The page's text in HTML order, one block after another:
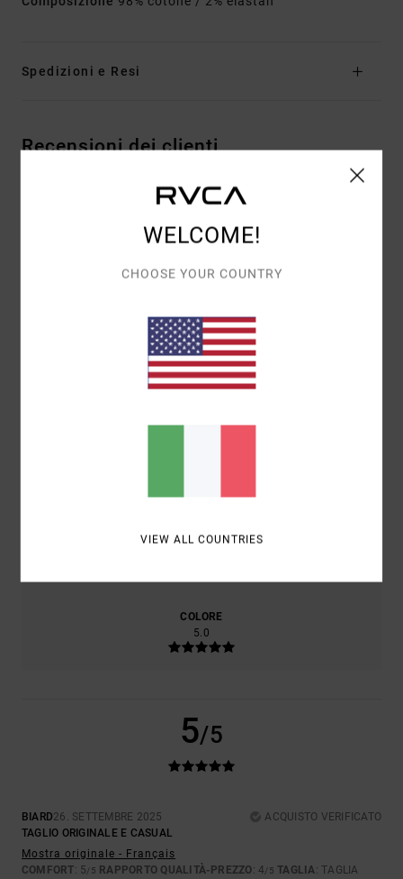
Spedizioni e Resi
Recensioni dei clienti
PUNTEGGIO MEDIO
5.0
1 RECENSIONI VERIFICATEDAL SETTEMBRE 2025
IL 100% DEI NOSTRI CLIENTI CONSIGLIA QUESTO
PRODOTTO
COMFORT
TAGLIA
MATERIALE
COLORE
5.0
5/5
BIARD26. SETTEMBRE 2025
ACQUISTO VERIFICATO
TAGLIO ORIGINALE E CASUAL
Mostra originale - Français
COMFORT: 5/5 RAPPORTO QUALITÀ-PREZZO: 4/5 TAGLIA: TAGLIA
WELCOME!
CHOOSE YOUR COUNTRY
VIEW ALL COUNTRIES